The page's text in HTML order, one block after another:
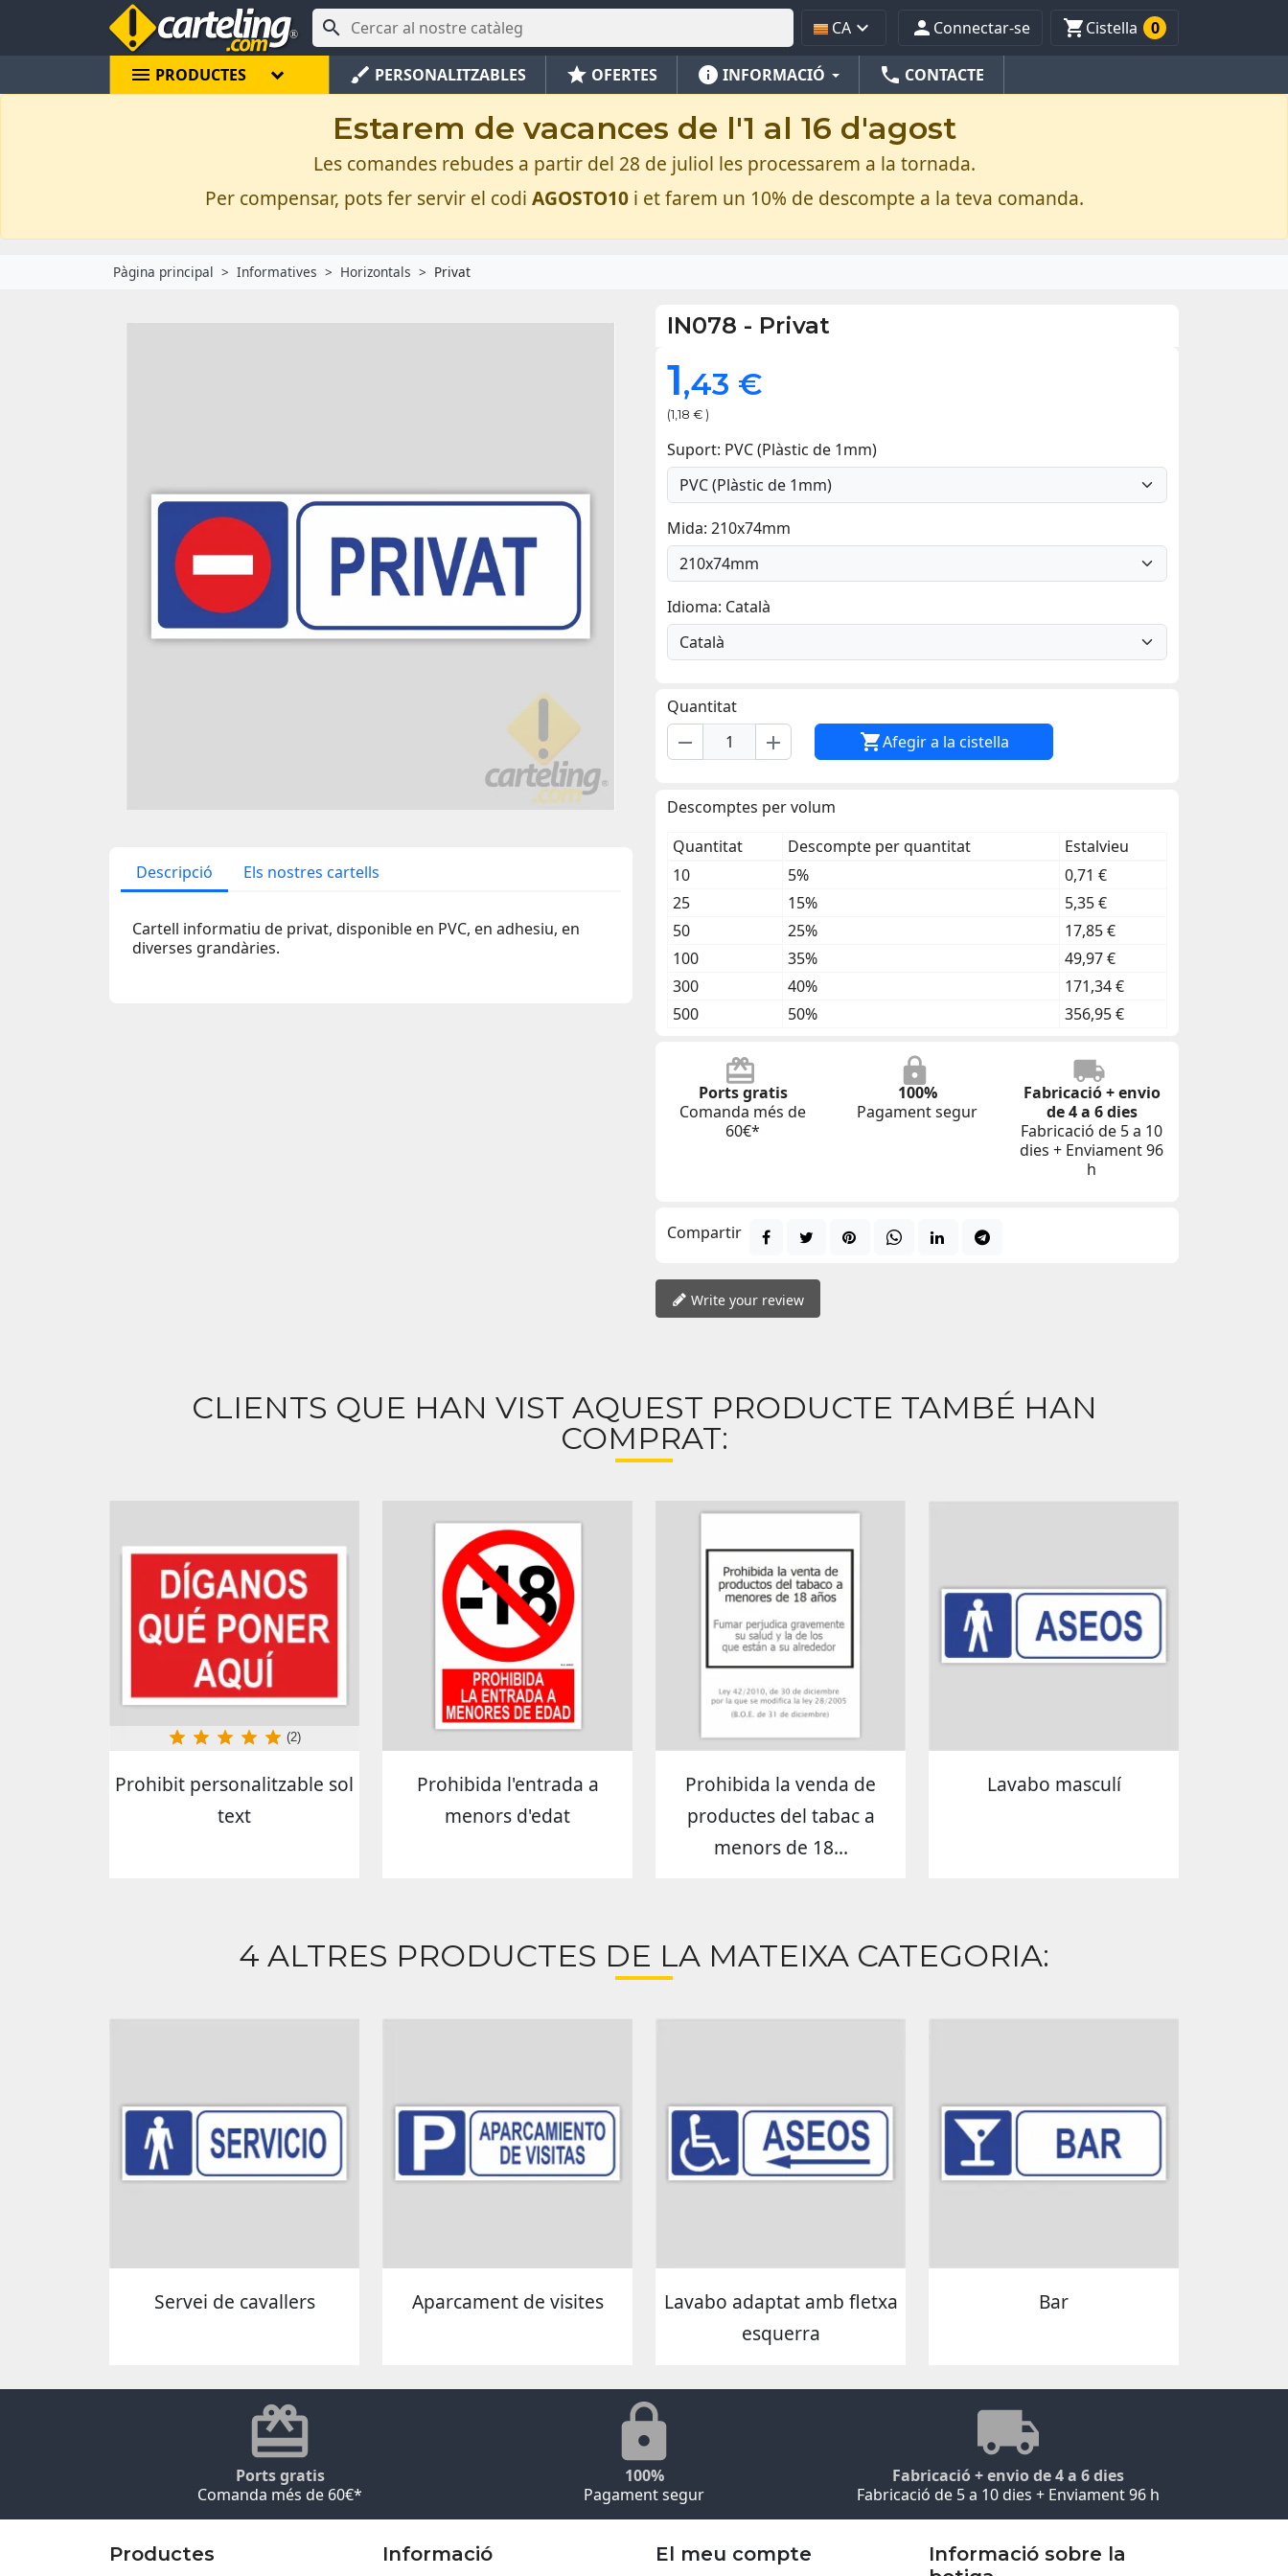
 CA  Connectar-se Cistella 0
menu PRODUCTES brush PERSONALITZABLES star OFERTES info INFORMACIÓ phone CONTACTE
Estarem de vacances de l'1 al 16 d'agost
Les comandes rebudes a partir del 28 de juliol les processarem a la tornada.
Per compensar, pots fer servir el codi AGOSTO10i et farem un 10% de descompte a la teva comanda.
Pàgina principal Informatives Horizontals Privat
Descripció Els nostres cartells
Cartell informatiu de privat, disponible en PVC, en adhesiu, en
diverses grandàries.
IN078 - Privat
1,43 €
(1,18 € )
Suport: PVC (Plàstic de 1mm)
Mida: 210x74mm
Idioma: Català
Quantitat
remove add Afegir a la cistella
Descomptes per volum
Quantitat
Descompte per quantitat
Estalvieu
10
5%
0,71 €
25
15%
5,35 €
50
25%
17,85 €
100
35%
49,97 €
300
40%
171,34 €
500
50% 356,95 €
Ports gratis
Comanda més de
60€*
100%
Pagament segur
Fabricació + envio
de 4 a 6 dies
Fabricació de 5 a 10
dies + Enviament 96
h
Compartir
Write your review
CLIENTS QUE HAN VIST AQUEST PRODUCTE TAMBÉ HAN
COMPRAT:
Prohibit personalitzable sol
text
(2)
Prohibida l'entrada a
menors d'edat
Prohibida la venda de
productes del tabac a
menors de 18...
Lavabo masculí
4 ALTRES PRODUCTES DE LA MATEIXA CATEGORIA:
Servei de cavallers Aparcament de visites
Lavabo adaptat amb fletxa
esquerra
Bar
Ports gratis
Comanda més de 60€*
100%
Pagament segur
Fabricació + envio de 4 a 6 dies
Fabricació de 5 a 10 dies + Enviament 96 h
Productes Informació El meu compte
Informació sobre la